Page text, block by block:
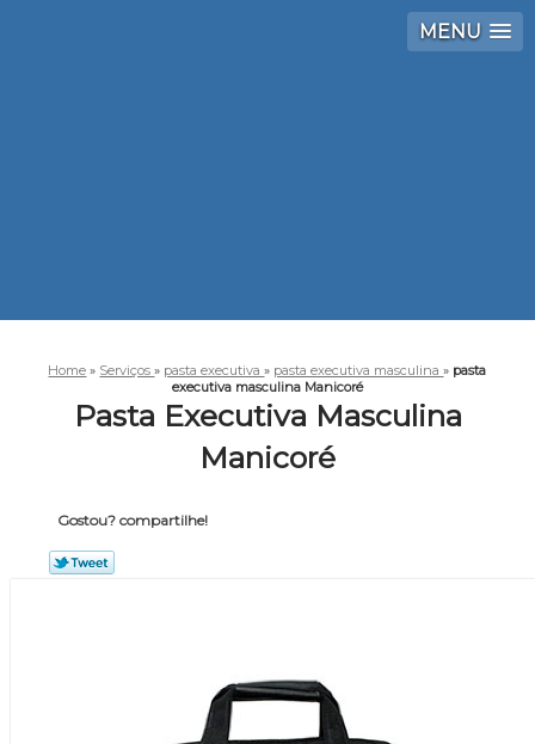
MENU
Home » Serviços» pasta executiva» pasta executiva masculina» pasta
executiva masculina Manicoré
Pasta Executiva Masculina
Manicoré
Gostou? compartilhe!